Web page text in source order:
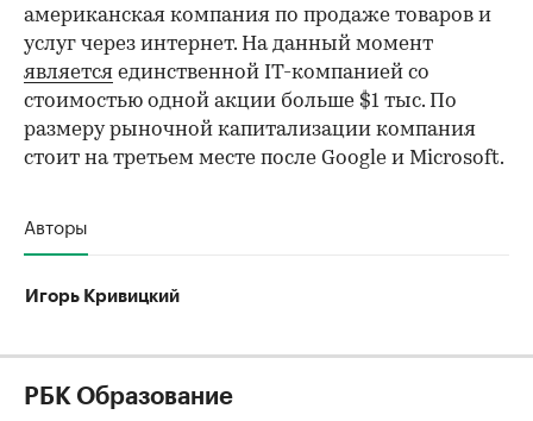
американская компания по продаже товаров и
услуг через интернет. На данный момент
является единственной IT-компанией со
стоимостью одной акции больше $1 тыс. По
размеру рыночной капитализации компания
стоит на третьем месте после Google и Microsoft.
Авторы
Игорь Кривицкий
РБК Образование